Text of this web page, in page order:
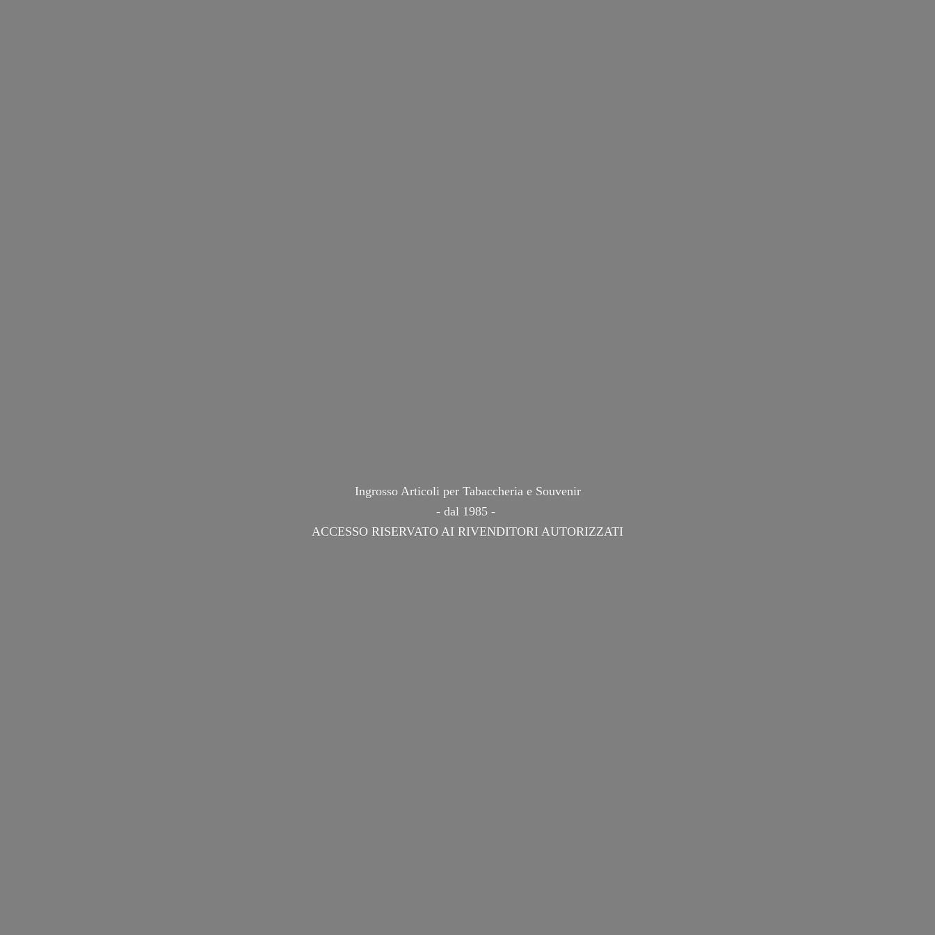
Ingrosso Articoli per Tabaccheria e Souvenir
- dal 1985 -
ACCESSO RISERVATO AI RIVENDITORI AUTORIZZATI